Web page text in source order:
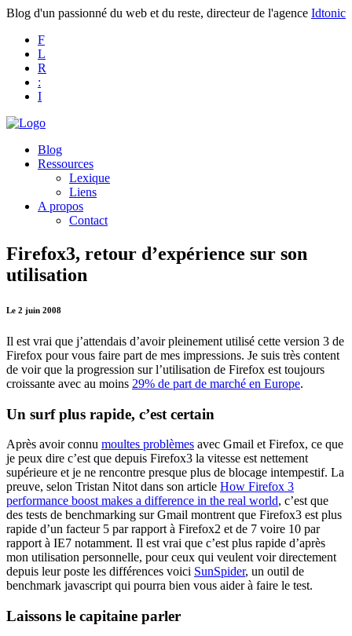
Blog d'un passionné du web et du reste, directeur de l'agence Idtonic
F
L
R
:
I
Blog
Ressources
Lexique
Liens
A propos
Contact
Firefox3, retour d’expérience sur son
utilisation
Le 2 juin 2008
Il est vrai que j’attendais d’avoir pleinement utilisé cette version 3 de
Firefox pour vous faire part de mes impressions. Je suis très content
de voir que la progression sur l’utilisation de Firefox est toujours
croissante avec au moins 29% de part de marché en Europe.
Un surf plus rapide, c’est certain
Après avoir connu moultes problèmes avec Gmail et Firefox, ce que
je peux dire c’est que depuis Firefox3 la vitesse est nettement
supérieure et je ne rencontre presque plus de blocage intempestif. La
preuve, selon Tristan Nitot dans son article How Firefox 3
performance boost makes a difference in the real world, c’est que
des tests de benchmarking sur Gmail montrent que Firefox3 est plus
rapide d’un facteur 5 par rapport à Firefox2 et de 7 voire 10 par
rapport à IE7 notamment. Il est vrai que c’est plus rapide d’après
mon utilisation personnelle, pour ceux qui veulent voir directement
depuis leur poste les différences voici SunSpider, un outil de
benchmark javascript qui pourra bien vous aider à faire le test.
Laissons le capitaine parler